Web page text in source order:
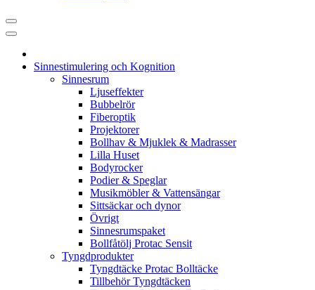
Sinnestimulering och Kognition
Sinnesrum
Ljuseffekter
Bubbelrör
Fiberoptik
Projektorer
Bollhav & Mjuklek & Madrasser
Lilla Huset
Bodyrocker
Podier & Speglar
Musikmöbler & Vattensängar
Sittsäckar och dynor
Övrigt
Sinnesrumspaket
Bollfåtölj Protac Sensit
Tyngdprodukter
Tyngdtäcke Protac Bolltäcke
Tillbehör Tyngdtäcken